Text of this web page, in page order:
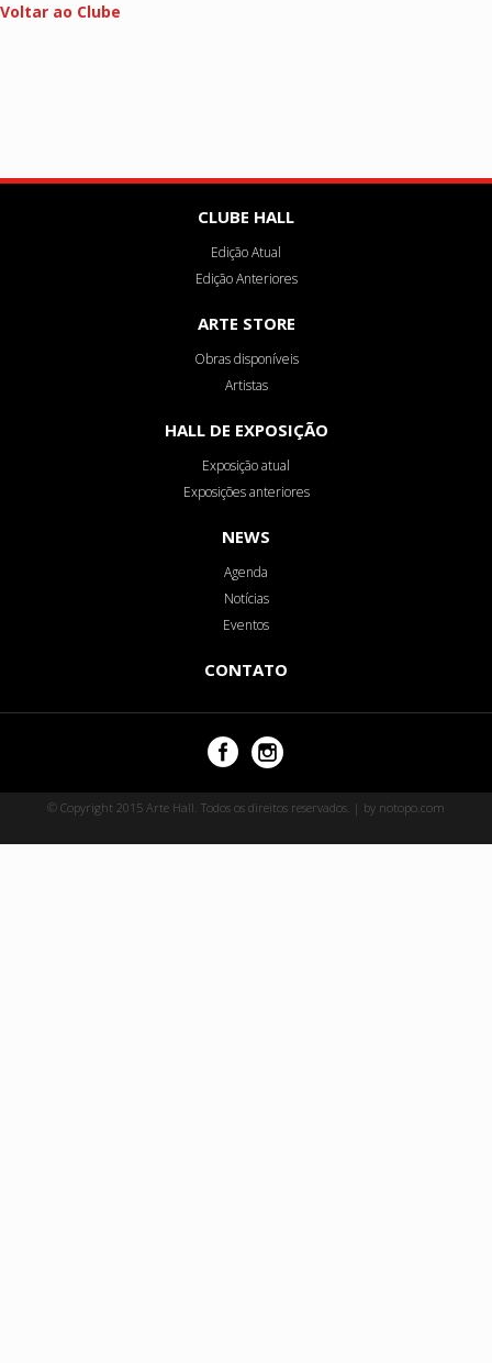
Voltar ao Clube
CLUBE HALL
Edição Atual
Edição Anteriores
ARTE STORE
Obras disponíveis
Artistas
HALL DE EXPOSIÇÃO
Exposição atual
Exposições anteriores
NEWS
Agenda
Notícias
Eventos
CONTATO
© Copyright 2015 Arte Hall. Todos os direitos reservados. | by notopo.com